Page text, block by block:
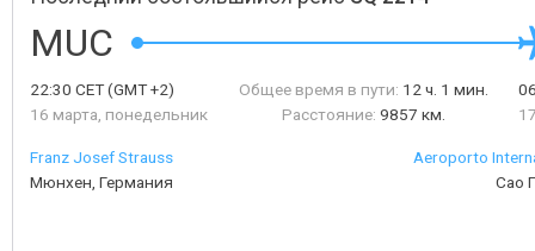
MUC
22:30 CET(GMT +2)
16 марта, понедельник
Общее время в пути: 12 ч. 1 мин.
Расстояние: 9857 км.
Franz Josef Strauss
Мюнхен, Германия
Aeroporto
Сао